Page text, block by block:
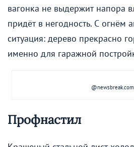
вагонка не выдержит напора
придёт в негодность. С огнём
ситуация: дерево прекрасно
именно для гаражной
@newsbreak.com
Профнастил